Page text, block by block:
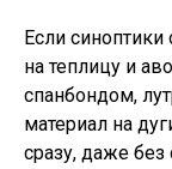
Если
на теплицу и
спанбондом,
материал на
сразу, даже без